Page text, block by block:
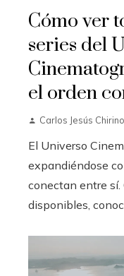
Cómo ver
series del
el orden
Carlos Jesús
El Universo
expandiéndose
conectan entre sí.
disponibles,